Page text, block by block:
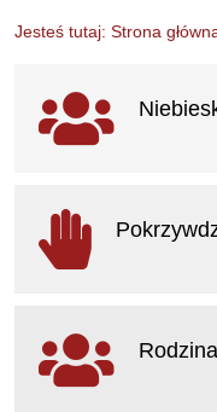
Jesteś tutaj: Strona
Ważne linki